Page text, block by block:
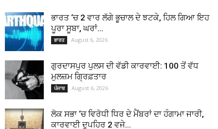
ਭਾਰਤ ‘ਚ 2 ਵਾਰ ਲੱਗੇ ਭੂਚਾਲ ਦੇ ਝਟਕੇ, ਹਿਲ ਗਿਆ ਇਹ
ਪੂਰਾ ਸੂਬਾ, ਘਰਾਂ...
ਭਾਰਤ August 6, 2026
ਗੁਰਦਾਸਪੁਰ ਪੁਲਸ ਦੀ ਵੱਡੀ ਕਾਰਵਾਈ: 100 ਤੋਂ ਵੱਧ
ਮੁਲਜ਼ਮ ਗ੍ਰਿਫ਼ਤਾਰ
ਪੰਜਾਬ August 6, 2026
ਲੋਕ ਸਭਾ ‘ਚ ਵਿਰੋਧੀ ਧਿਰ ਦੇ ਮੈਂਬਰਾਂ ਦਾ ਹੰਗਾਮਾ ਜਾਰੀ,
ਕਾਰਵਾਈ ਦੁਪਹਿਰ 2 ਵਜੇ...